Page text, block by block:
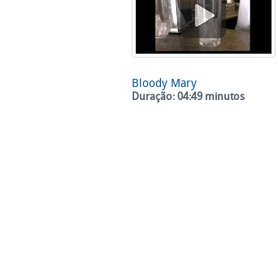
Bloody Mary
Duração: 04:49 minutos